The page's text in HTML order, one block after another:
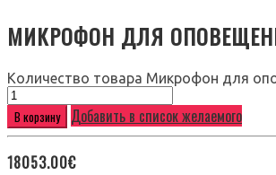
МИКРОФОН ДЛЯ
Количество товара Микрофон для
В корзину Добавить в список желаемого
18053.00€